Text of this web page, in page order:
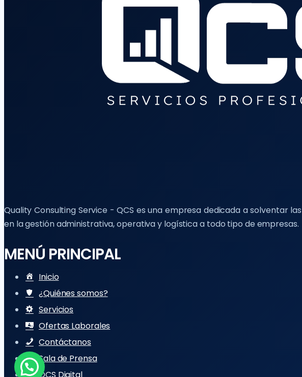
Quality Consulting Service - QCS es una empresa dedicada a solventar
en la gestión administrativa, operativa y logística a todo tipo de empresas.
MENÚ PRINCIPAL
Inicio
¿Quiénes somos?
Servicios
Ofertas Laborales
Contáctanos
Sala de Prensa
QCS Digital